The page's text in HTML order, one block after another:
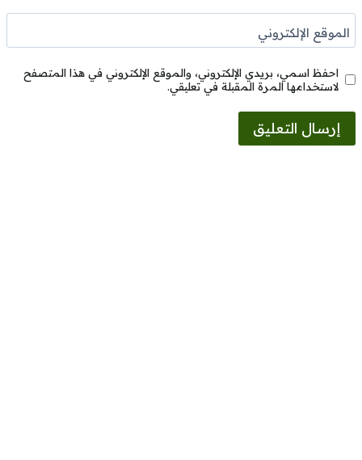
الموقع الإلكتروني
احفظ اسمي، بريدي الإلكتروني، والموقع الإلكتروني في هذا المتصفح
لاستخدامها المرة المقبلة في تعليقي.